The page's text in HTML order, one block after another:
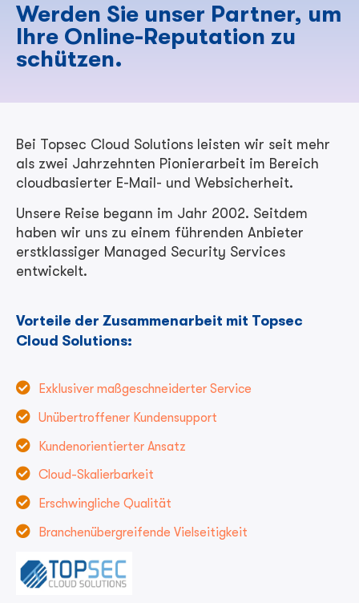
Werden Sie unser Partner, um
Ihre Online-Reputation zu
schützen.
Bei Topsec Cloud Solutions leisten wir seit mehr
als zwei Jahrzehnten Pionierarbeit im Bereich
cloudbasierter E-Mail- und Websicherheit.
Unsere Reise begann im Jahr 2002. Seitdem
haben wir uns zu einem führenden Anbieter
erstklassiger Managed Security Services
entwickelt.
Vorteile der Zusammenarbeit mit Topsec
Cloud Solutions:
Exklusiver maßgeschneiderter Service
Unübertroffener Kundensupport
Kundenorientierter Ansatz
Cloud-Skalierbarkeit
Erschwingliche Qualität
Branchenübergreifende Vielseitigkeit